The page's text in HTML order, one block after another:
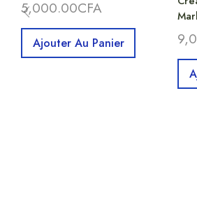
5,000.00CFA
Ajouter Au Panier